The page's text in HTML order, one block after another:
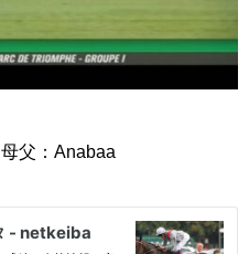
父：Anabaa